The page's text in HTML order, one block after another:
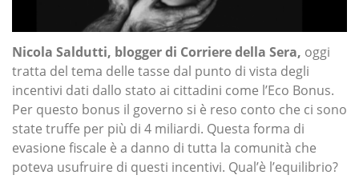
Nicola Saldutti, blogger di Corriere della Sera, oggi
tratta del tema delle tasse dal punto di vista degli
incentivi dati dallo stato ai cittadini come l’Eco Bonus.
Per questo bonus il governo si è reso conto che ci sono
state truffe per più di 4 miliardi. Questa forma di
evasione fiscale è a danno di tutta la comunità che
poteva usufruire di questi incentivi. Qual’è l’equilibrio?